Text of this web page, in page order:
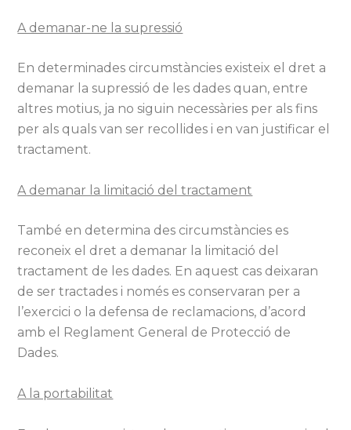
A demanar-ne la supressió
En determinades circumstàncies existeix el dret a
demanar la supressió de les dades quan, entre
altres motius, ja no siguin necessàries per als fins
per als quals van ser recollides i en van justificar el
tractament.
A demanar la limitació del tractament
També en determina des circumstàncies es
reconeix el dret a demanar la limitació del
tractament de les dades. En aquest cas deixaran
de ser tractades i només es conservaran per a
l’exercici o la defensa de reclamacions, d’acord
amb el Reglament General de Protecció de
Dades.
A la portabilitat